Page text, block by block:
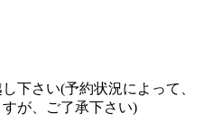
下さい(予約状況によって、
が、ご了承下さい)